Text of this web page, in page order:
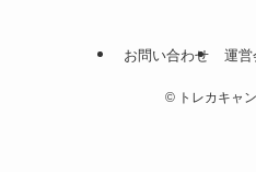
お問い合わせ 運営
©トレカキャ